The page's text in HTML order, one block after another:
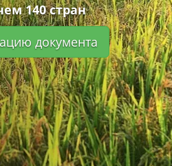
140 стран
документа